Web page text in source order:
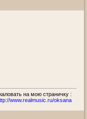
на мою страничку :
www.realmusic.ru/oksana